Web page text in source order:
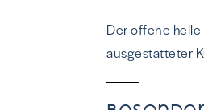
Der offene
ausgestatteter